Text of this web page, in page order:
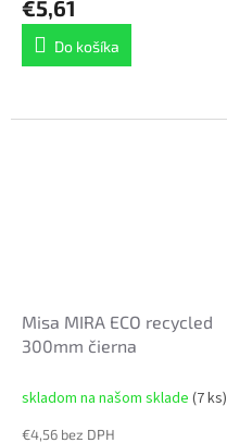
€5,61
Do košíka
Misa MIRA ECO recycled
300mm čierna
skladom na našom sklade (7 ks)
€4,56 bez DPH